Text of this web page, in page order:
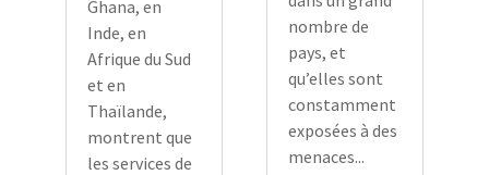
Ghana, en
Inde, en
Afrique du Sud
et en
Thaïlande,
montrent que
les services de
nombre de
pays, et
qu’elles sont
constamment
exposées à des
menaces...